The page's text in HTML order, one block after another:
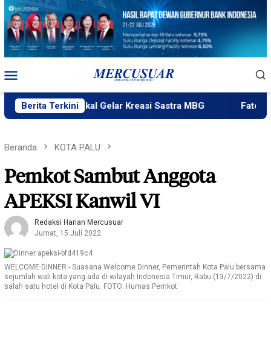
Loncat
konten
Mobile
Berita Terkini
Bakal Gelar Kreasi Sastra MBG Fatek Untad
Beranda KOTA PALU
Pemkot Sambut Anggota
APEKSI Kanwil VI
Redaksi Harian Mercusuar
Jumat, 15 Juli 2022
WELCOME DINNER - Suasana Welcome Dinner, Pemerintah Kota Palu bersama
sejumlah wali kota yang ada di wilayah Indonesia Timur, Rabu (13/7/2022) di
salah satu hotel di Kota Palu. FOTO: Humas Pemkot